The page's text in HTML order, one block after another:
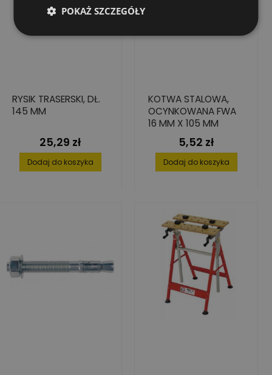
RYSIK TRASERSKI, DŁ.
145 MM
Cena
25,29 zł
Dodaj do koszyka
KOTWA STALOWA,
OCYNKOWANA FWA
16 MM X 105 MM
Cena
5,52 zł
Dodaj do koszyka
POKAŻ SZCZEGÓŁY